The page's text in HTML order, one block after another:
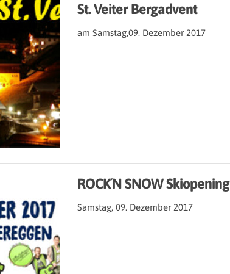
St. Veiter Bergadvent
am Samstag,09. Dezember 2017
ROCK´N SNOW Skiopening
Samstag, 09. Dezember 2017